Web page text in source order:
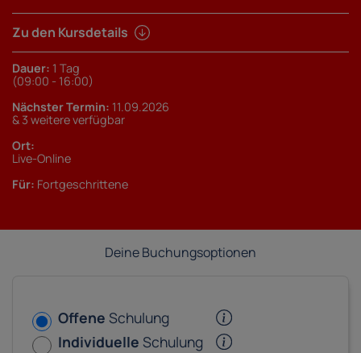
Zu den Kursdetails
Dauer: 1 Tag
(09:00 - 16:00)
Nächster Termin: 11.09.2026
& 3 weitere verfügbar
Ort:
Live-Online
Für: Fortgeschrittene
Deine Buchungsoptionen
Offene Schulung
Individuelle Schulung